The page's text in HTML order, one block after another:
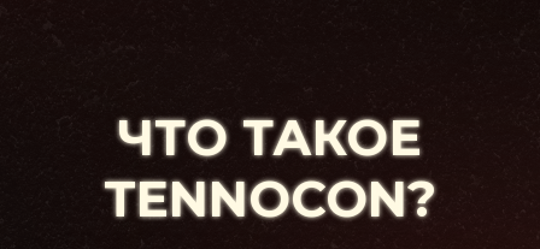
ЧТО ТАКОЕ
TENNOCON?